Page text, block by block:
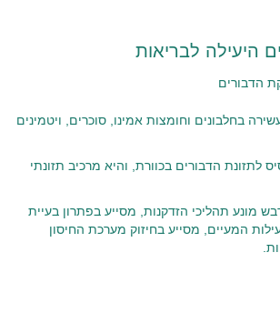
היעילה לבריאות
הדבורים
בחלבונים וחומצות אמינו, סוכרים, ויטמינים
לתזונת הדבורים בכוורת, והיא מרכיב תזונתי
מונע תהליכי הזדקנות, מסייע בפתרון בעיית
המעיים, מסייע בחיזוק מערכת החיסון